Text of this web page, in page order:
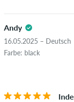
Andy
16.05.2025 – Deutsch
Farbe: black